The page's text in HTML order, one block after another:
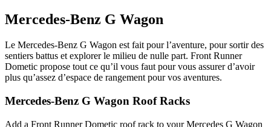
Mercedes-Benz G Wagon
Le Mercedes-Benz G Wagon est fait pour l’aventure, pour sortir des
sentiers battus et explorer le milieu de nulle part. Front Runner
Dometic propose tout ce qu’il vous faut pour vous assurer d’avoir
plus qu’assez d’espace de rangement pour vos aventures.
Mercedes-Benz G Wagon Roof Racks
Add a Front Runner Dometic roof rack to your Mercedes G Wagon